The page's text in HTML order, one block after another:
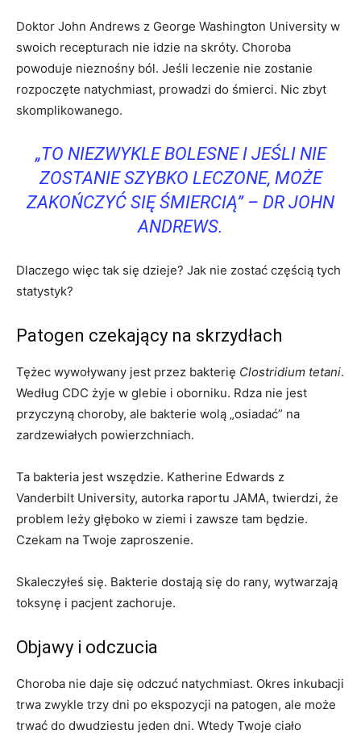
Doktor John Andrews z George Washington University w
swoich recepturach nie idzie na skróty. Choroba
powoduje nieznośny ból. Jeśli leczenie nie zostanie
rozpoczęte natychmiast, prowadzi do śmierci. Nic zbyt
skomplikowanego.
„TO NIEZWYKLE BOLESNE I JEŚLI NIE
ZOSTANIE SZYBKO LECZONE, MOŻE
ZAKOŃCZYĆ SIĘ ŚMIERCIĄ” – DR JOHN
ANDREWS.
Dlaczego więc tak się dzieje? Jak nie zostać częścią tych
statystyk?
Patogen czekający na skrzydłach
Tężec wywoływany jest przez bakterię Clostridium tetani.
Według CDC żyje w glebie i oborniku. Rdza nie jest
przyczyną choroby, ale bakterie wolą „osiadać” na
zardzewiałych powierzchniach.
Ta bakteria jest wszędzie. Katherine Edwards z
Vanderbilt University, autorka raportu JAMA, twierdzi, że
problem leży głęboko w ziemi i zawsze tam będzie.
Czekam na Twoje zaproszenie.
Skaleczyłeś się. Bakterie dostają się do rany, wytwarzają
toksynę i pacjent zachoruje.
Objawy i odczucia
Choroba nie daje się odczuć natychmiast. Okres inkubacji
trwa zwykle trzy dni po ekspozycji na patogen, ale może
trwać do dwudziestu jeden dni. Wtedy Twoje ciało